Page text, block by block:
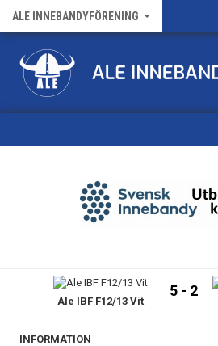
ALE INNEBANDYFÖRENING
NYHETSARKIV
MEDLEMSKAP
Ale IBF F12/13 Vit
5 - 2
INFORMATION